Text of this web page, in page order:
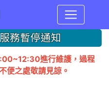
務暫停通知
進行維護，過程
便之處敬請見諒。